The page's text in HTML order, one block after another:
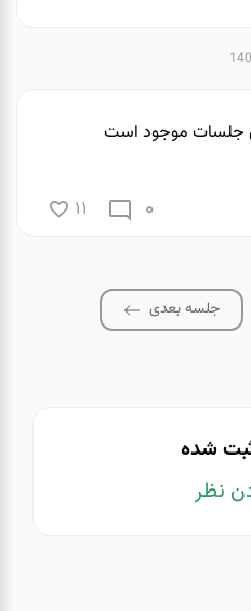
ی جلسات موجود است
0
11
جلسه بعدی
شده
نظر